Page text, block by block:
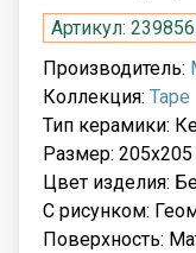
Артикул: 239856
Производитель:
Коллекция: Tape
Тип керамики:
Размер: 205x205
Цвет изделия:
С рисунком:
Поверхность: